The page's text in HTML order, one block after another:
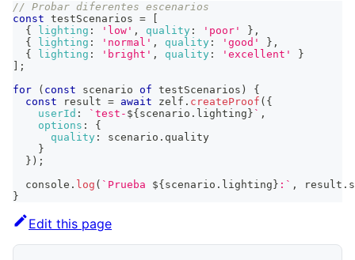
// Probar diferentes escenarios
const testScenarios =
{
lighting : 'low' , quality : 'poor' } ,
{
lighting : 'normal' , quality : 'good' } ,
{
lighting : 'bright' , quality : 'excellent'
}
;
for
( const scenario of testScenarios )
{
const result = await zelf . createProof ( {
userId : ` test- ${ scenario . lighting } ` ,
options :
{
quality : scenario . quality
}
} ) ;
console . log ( ` Prueba ${ scenario . lighting } : ` , result .
}
Edit this page